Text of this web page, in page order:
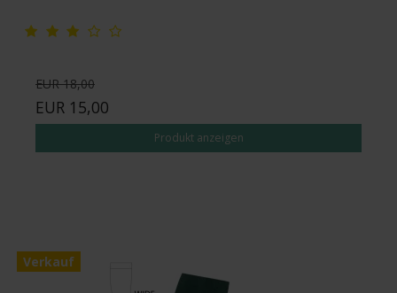
EUR 18,00
EUR 15,00
Produkt anzeigen
Verkauf